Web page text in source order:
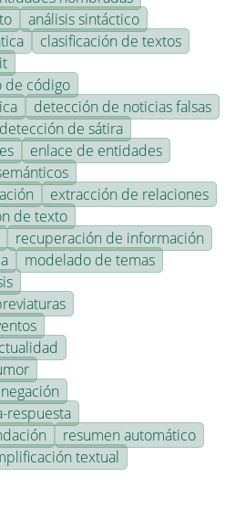
análisis sintáctico
clasificación de textos
de código
detección de noticias falsas
detección de sátira
enlace de entidades
extracción de relaciones
de texto
recuperación de información
modelado de temas
respuesta
resumen automático
textual